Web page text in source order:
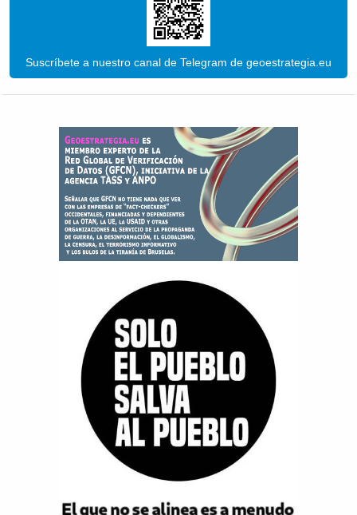
Suscríbete a nuestro canal de Telegram de geoestrategia.eu